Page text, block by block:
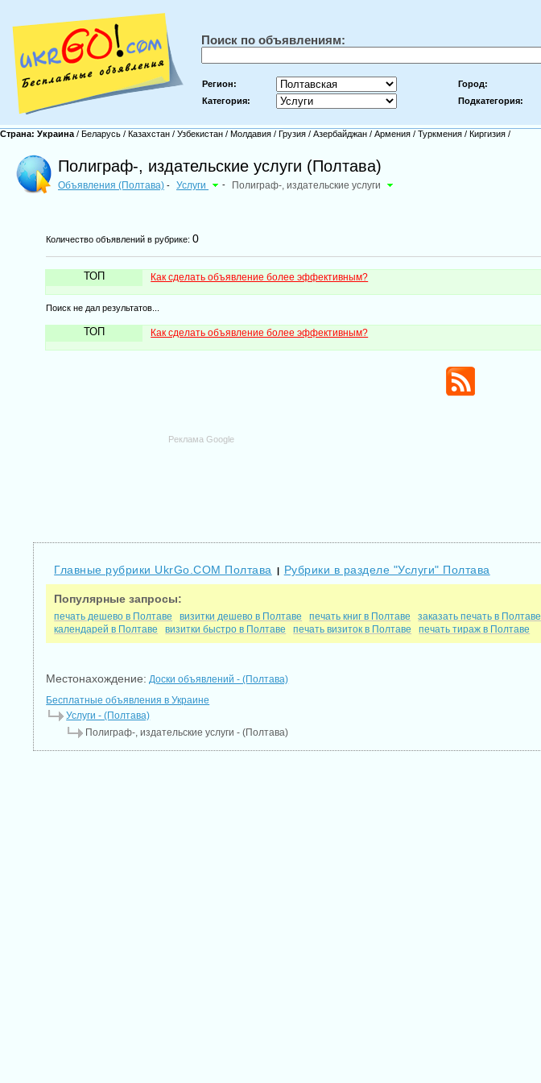
Поиск по объявлениям:
Регион: Город:
Категория:
Подкатегория:
Страна: Украина / Беларусь / Казахстан / Узбекистан / Молдавия / Грузия / Азербайджан / Армения / Туркмения / Киргизия /
Полиграф-, издательские услуги (Полтава)
Объявления (Полтава) - Услуги - Полиграф-, издательские услуги
Количество объявлений в рубрике:0
ТОП Как сделать объявление более эффективным?
Поиск не дал результатов...
ТОП Как сделать объявление более эффективным?
Реклама Google
Главные рубрики UkrGo.COM Полтава | Рубрики в разделе "Услуги" Полтава
Популярные запросы:
печать дешево в Полтаве визитки дешево в Полтаве печать книг в Полтаве заказать печать в Полтаве
календарей в Полтаве
визитки быстро в Полтаве печать визиток в Полтаве печать тираж в Полтаве
Местонахождение: Доски объявлений - (Полтава)
Бесплатные объявления в Украине
Услуги - (Полтава)
Полиграф-, издательские услуги - (Полтава)